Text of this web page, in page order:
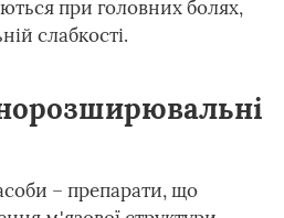
при головних болях,
слабкості.
– препарати, що